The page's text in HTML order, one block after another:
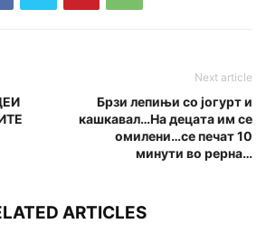
Next article
Брзи лепињи со јогурт и
кашкавал…На децата им се
омилени…се печат 10
минути во рерна…
ARTICLES